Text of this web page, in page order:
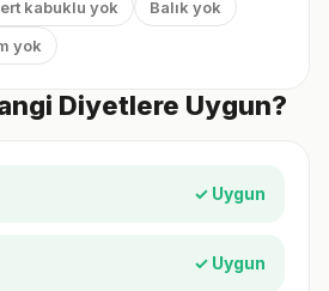
kabuklu yok
Balık yok
yok
Diyetlere Uygun?
✓ Uygun
✓ Uygun